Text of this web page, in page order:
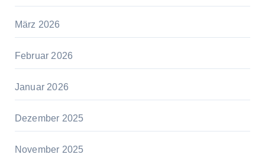
März 2026
Februar 2026
Januar 2026
Dezember 2025
November 2025